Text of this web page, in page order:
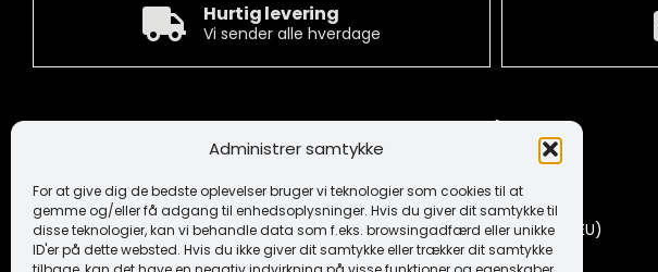
Administrer samtykke
For at give dig de bedste oplevelser bruger vi teknologier som cookies til at
gemme og/eller få adgang til enhedsoplysninger. Hvis du giver dit samtykke til
disse teknologier, kan vi behandle data som f.eks. browsingadfærd eller unikke
ID'er på dette websted. Hvis du ikke giver dit samtykke eller trækker dit samtykke
Hurtig levering
Vi sender alle hverdage
Kontakt
Løhdesvej 6
7442 Engesvang
+45 86 86 40 55
camee@broderi.dk
Information
Handelsbetingelser
Ansvarsfraskrivelse
Cookiepolitik (EU)
Fortrolighedserklæring (EU)
Logo